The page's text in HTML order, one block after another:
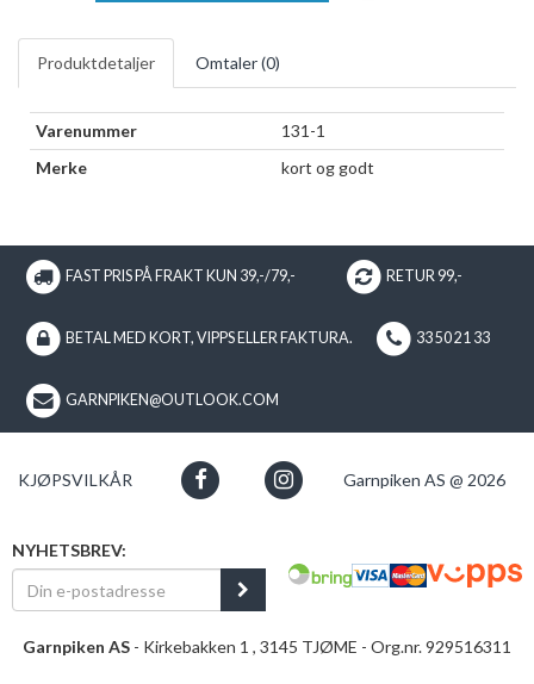
Produktdetaljer Omtaler (0)
Varenummer
131-1
Merke
kort og godt
FAST PRIS PÅ FRAKT KUN 39,-/79,- RETUR 99,-
BETAL MED KORT, VIPPS ELLER FAKTURA. 33 50 21 33
GARNPIKEN@OUTLOOK.COM
KJØPSVILKÅR Garnpiken AS @ 2026
NYHETSBREV:
Garnpiken AS - Kirkebakken 1 , 3145 TJØME - Org.nr. 929516311